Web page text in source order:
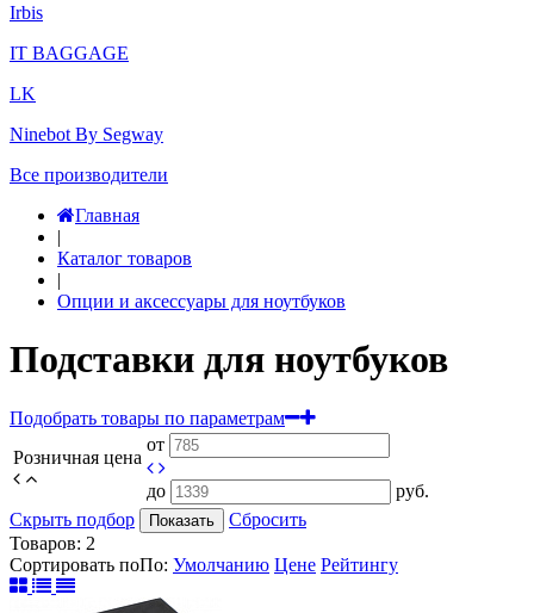
Irbis
IT BAGGAGE
LK
Ninebot By Segway
Все производители
Главная
|
Каталог товаров
|
Опции и аксессуары для ноутбуков
Подставки для ноутбуков
Подобрать товары по параметрам
Розничная цена
от
до
руб.
Скрыть подбор
Показать
Сбросить
Товаров: 2
Сортировать поПо: Умолчанию Цене Рейтингу